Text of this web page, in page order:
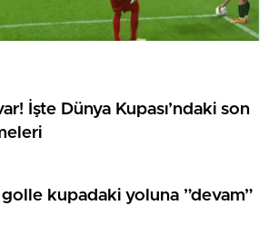
İşte Dünya Kupası’ndaki son
kupadaki yoluna ”devam”